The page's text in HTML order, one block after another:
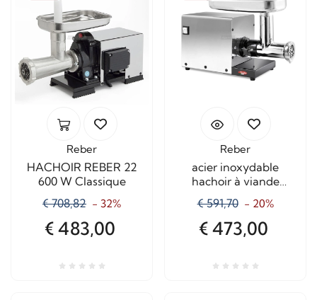
Reber
HACHOIR REBER 22
600 W Classique
€ 708,82 - 32%
€ 483,00
Reber
acier inoxydable
hachoir à viande
électrique TC8
10018NBT
€ 591,70 - 20%
€ 473,00